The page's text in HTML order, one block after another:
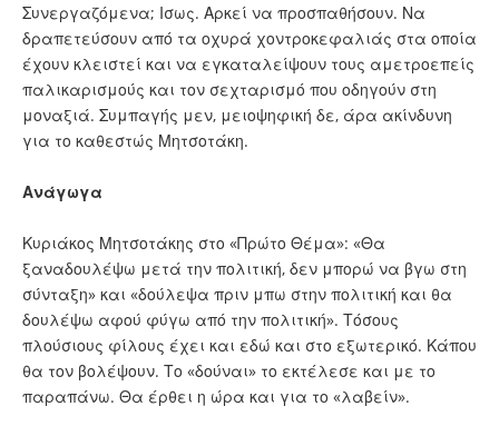
Συνεργαζόμενα; Ισως. Αρκεί να προσπαθήσουν. Να
δραπετεύσουν από τα οχυρά χοντροκεφαλιάς στα οποία
έχουν κλειστεί και να εγκαταλείψουν τους αμετροεπείς
παλικαρισμούς και τον σεχταρισμό που οδηγούν στη
μοναξιά. Συμπαγής μεν, μειοψηφική δε, άρα ακίνδυνη
για το καθεστώς Μητσοτάκη.
Ανάγωγα
Κυριάκος Μητσοτάκης στο «Πρώτο Θέμα»: «Θα
ξαναδουλέψω μετά την πολιτική, δεν μπορώ να βγω στη
σύνταξη» και «δούλεψα πριν μπω στην πολιτική και θα
δουλέψω αφού φύγω από την πολιτική». Τόσους
πλούσιους φίλους έχει και εδώ και στο εξωτερικό. Κάπου
θα τον βολέψουν. Το «δούναι» το εκτέλεσε και με το
παραπάνω. Θα έρθει η ώρα και για το «λαβείν».